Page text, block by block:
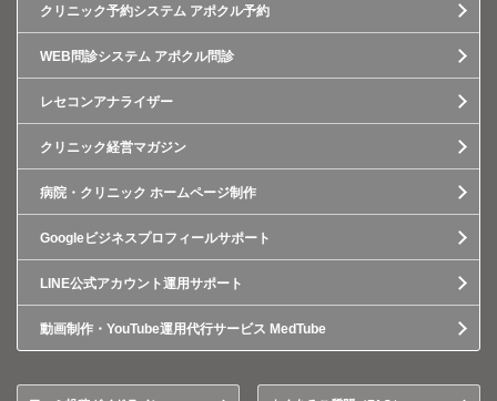
クリニック予約システム アポクル予約
WEB問診システム アポクル問診
レセコンアナライザー
クリニック経営マガジン
病院・クリニック ホームページ制作
Googleビジネスプロフィールサポート
LINE公式アカウント運用サポート
動画制作・YouTube運用代行サービス MedTube